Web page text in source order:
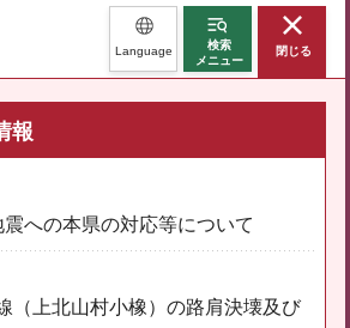
Language
検索
メニュー
閉じる
報
への本県の対応等について
（上北山村小橡）の路肩決壊及び